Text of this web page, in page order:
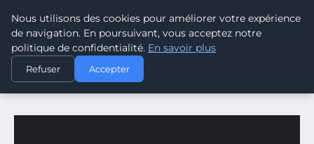
CLIMATE RESPONSE BLOG
ACCUEIL
ÉNERGIE RENOUVELABLE
LES ÉNERGIES RENOUVELABLES : SONT-ELLES VRAIMENT…
Nous utilisons des cookies pour améliorer votre expérience
de navigation. En poursuivant, vous acceptez notre
politique de confidentialité. En savoir plus
Refuser Accepter